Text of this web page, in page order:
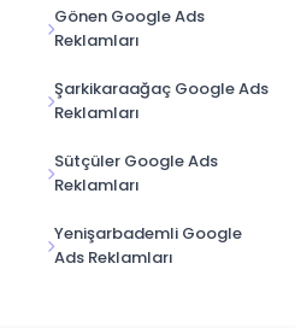
Gönen Google Ads
Reklamları
Şarkikaraağaç Google Ads
Reklamları
Sütçüler Google Ads
Reklamları
Yenişarbademli Google
Ads Reklamları